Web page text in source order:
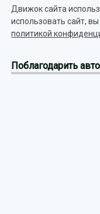
Движок сайта
использовать сайт,
политикой
Поблагодарить